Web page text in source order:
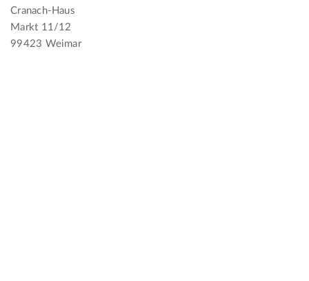
Cranach-Haus
Markt 11/12
99423 Weimar